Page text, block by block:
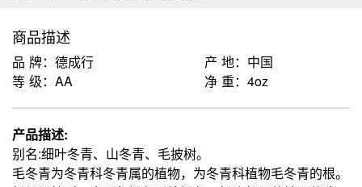
商品描述
品 牌：德成行
产 地：中国
等 级：AA
净 重：4oz
产品描述:
别名:细叶冬青、山冬青、毛披树。
毛冬青为冬青科冬青属的植物，为冬青科植物毛冬青的根。